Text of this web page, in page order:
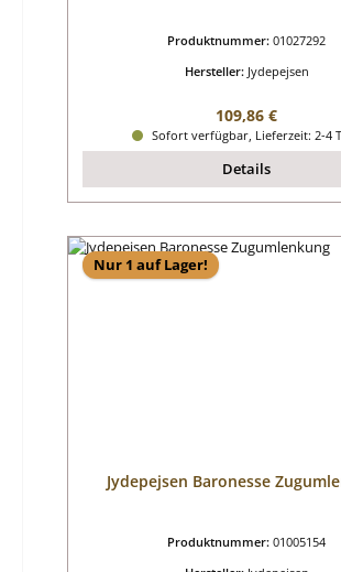
Produktnummer: 01027292
Hersteller: Jydepejsen
Regulärer Preis:
109,86 €
Sofort verfügbar, Lieferzeit: 2-4
Details
Nur 1 auf Lager!
Jydepejsen Baronesse
Produktnummer: 01005154